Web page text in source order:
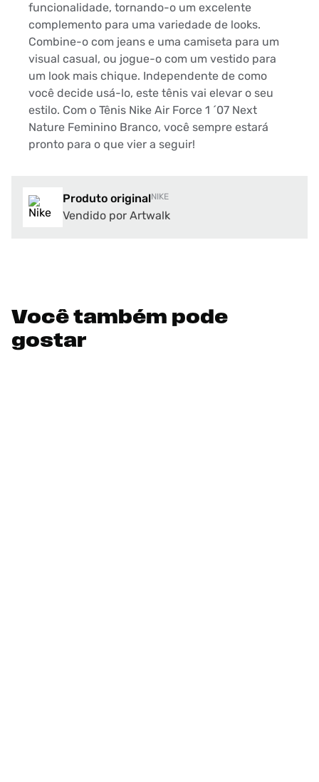
funcionalidade, tornando-o um excelente
complemento para uma variedade de looks.
Combine-o com jeans e uma camiseta para um
visual casual, ou jogue-o com um vestido para
um look mais chique. Independente de como
você decide usá-lo, este tênis vai elevar o seu
estilo. Com o Tênis Nike Air Force 1 ´07 Next
Nature Feminino Branco, você sempre estará
pronto para o que vier a seguir!
Produto originalNIKE
Vendido por Artwalk
Você também pode
gostar